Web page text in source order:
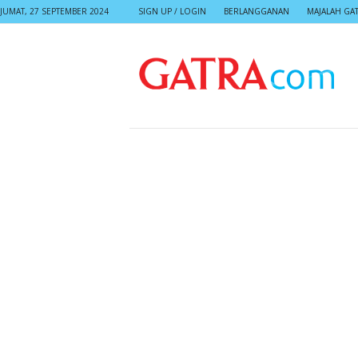
JUMAT, 27 SEPTEMBER 2024 SIGN UP / LOGIN BERLANGGANAN MAJALAH